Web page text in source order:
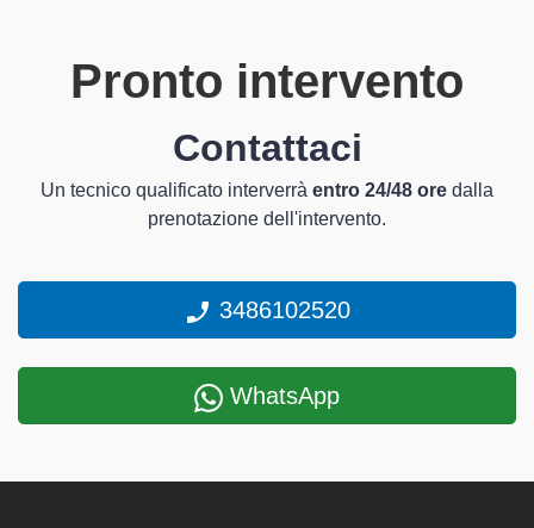
Pronto intervento
Contattaci
Un tecnico qualificato interverrà entro 24/48 ore dalla
prenotazione dell'intervento.
3486102520
WhatsApp